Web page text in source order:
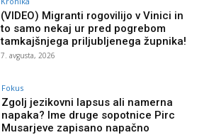
(VIDEO) Migranti rogovilijo v Vinici in
to samo nekaj ur pred pogrebom
tamkajšnjega priljubljenega župnika!
7. avgusta, 2026
Fokus
Zgolj jezikovni lapsus ali namerna
napaka? Ime druge sopotnice Pirc
Musarjeve zapisano napačno